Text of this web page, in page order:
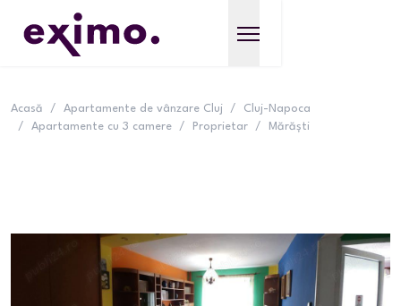
Acasă / Apartamente de vânzare Cluj /
Cluj-Napoca
/
Apartamente cu 3 camere / Proprietar / Mărăști